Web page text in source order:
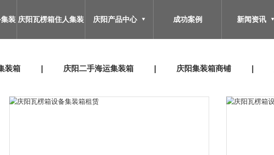
装 庆阳瓦楞箱住人集装 庆阳产品中心 成功案例 新闻资讯
装箱 庆阳二手海运集装箱 庆阳集装箱商铺